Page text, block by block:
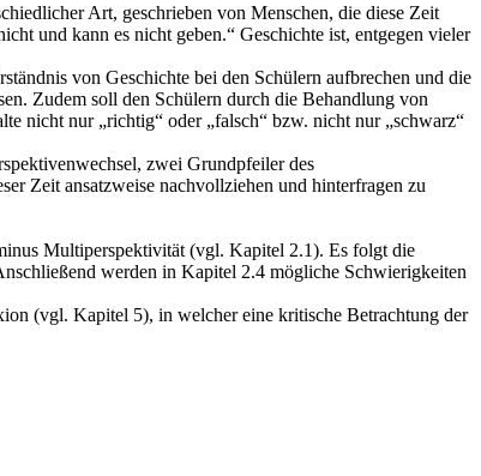
Art, geschrieben von Menschen, die diese Zeit
und kann es nicht geben.“ Geschichte ist, entgegen vieler
von Geschichte bei den Schülern aufbrechen und die
Zudem soll den Schülern durch die Behandlung von
nicht nur „richtig“ oder „falsch“ bzw. nicht nur „schwarz“
zwei Grundpfeiler des
Zeit ansatzweise nachvollziehen und hinterfragen zu
Multiperspektivität (vgl. Kapitel 2.1). Es folgt die
werden in Kapitel 2.4 mögliche Schwierigkeiten
(vgl. Kapitel 5), in welcher eine kritische Betrachtung der